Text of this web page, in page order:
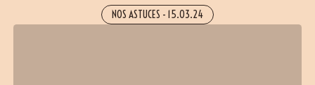
NOS ASTUCES - 15.03.24